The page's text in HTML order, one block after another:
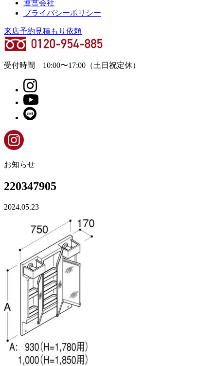
運営会社
プライバシーポリシー
来店予約 見積もり依頼
受付時間 10:00〜17:00 （土日祝定休）
お知らせ
220347905
2024.05.23